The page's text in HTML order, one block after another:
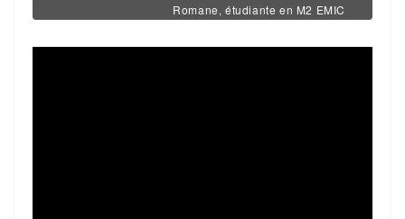
Romane, étudiante en M2 EMIC